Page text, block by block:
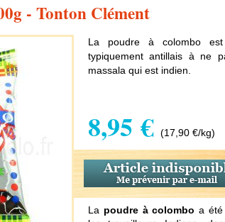
- Tonton Clément
La poudre à colombo
typiquement antillais à ne
massala qui est indien.
8,95 € (17,90 €/kg)
La poudre à colombo a été